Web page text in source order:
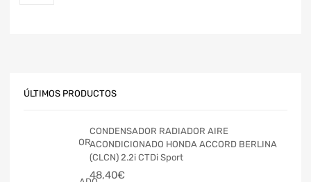
ÚLTIMOS PRODUCTOS
CONDENSADOR RADIADOR AIRE
ACONDICIONADO HONDA ACCORD BERLINA
(CLCN) 2.2i CTDi Sport
48,40€